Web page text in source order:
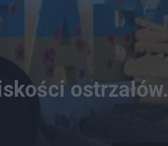
ostrzałów.